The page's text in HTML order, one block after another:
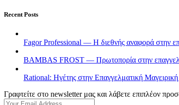
Recent Posts
Fagor Professional — Η διεθνής αναφορά στην
BAMBAS FROST — Πρωτοπορία στην
Rational: Ηγέτης στην Επαγγελματική Μαγειρική
Γραφτείτε στο newsletter μας και λάβετε επιπλέον